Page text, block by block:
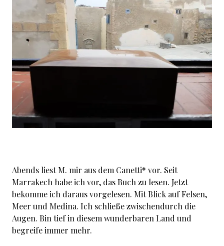
Abends liest M. mir aus dem Canetti* vor. Seit
Marrakech habe ich vor, das Buch zu lesen. Jetzt
bekomme ich daraus vorgelesen. Mit Blick auf Felsen,
Meer und Medina. Ich schließe zwischendurch die
Augen. Bin tief in diesem wunderbaren Land und
begreife immer mehr.